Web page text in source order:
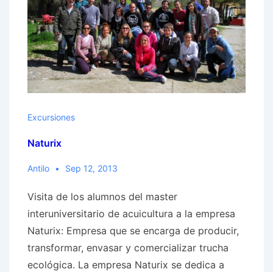
Excursiones
Naturix
Antilo Sep 12, 2013
Visita de los alumnos del master
interuniversitario de acuicultura a la empresa
Naturix: Empresa que se encarga de producir,
transformar, envasar y comercializar trucha
ecológica. La empresa Naturix se dedica a